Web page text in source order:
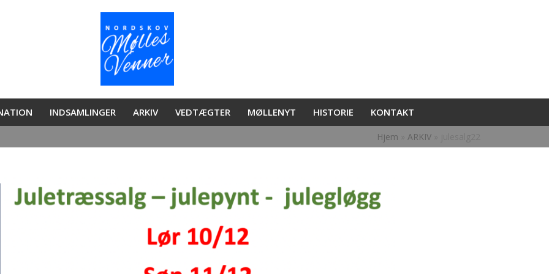
INDSAMLINGER ARKIV VEDTÆGTER MØLLENYT HISTORIE KONTAKT
Hjem ARKIV